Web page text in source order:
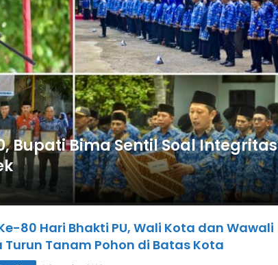
Bupati Bima Sentil Soal Integritas
80 Hari Bhakti PU, Wali Kota dan Wawali
Turun Tanam Pohon di Batas Kota